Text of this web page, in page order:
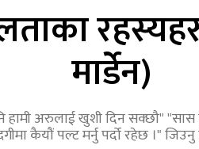
मार्डेन)
अरुलाई खुशी दिन सक्छौ" "सास
कैयौं पल्ट मर्नु पर्दो रहेछ ।"